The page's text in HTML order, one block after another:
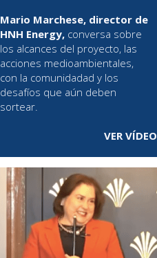
Mario Marchese, director de
HNH Energy, conversa sobre
los alcances del proyecto, las
acciones medioambientales,
con la comunidadad y los
desafíos que aún deben
sortear.
VER VÍDEO